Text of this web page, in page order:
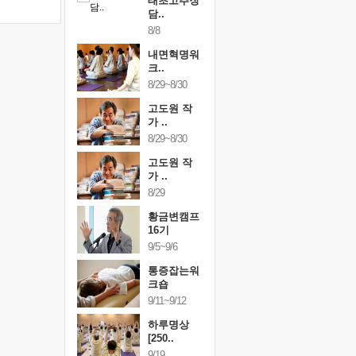
담..
8/8
내면혁명워
크..
8/29~8/30
고도원 작
가 ..
8/29~8/30
고도원 작
가 ..
8/29
황금변캠프
16기
9/5~9/6
통증잡는워
크숍
9/11~9/12
하루명상
[250..